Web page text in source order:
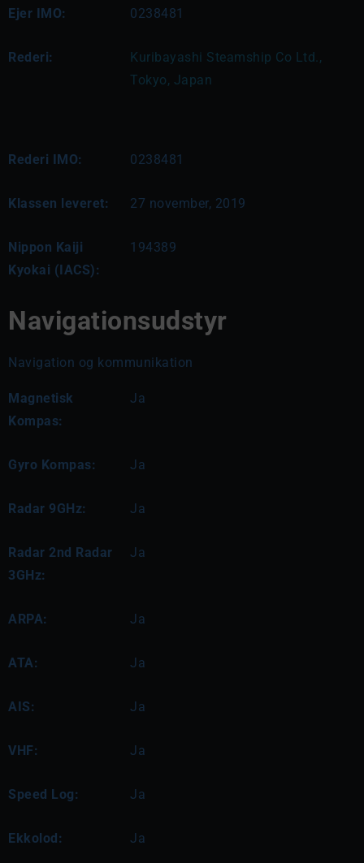
Ejer IMO: 0238481
Rederi:
Kuribayashi Steamship Co Ltd.,
Tokyo, Japan
Rederi IMO: 0238481
Klassen leveret: 27 november, 2019
Nippon Kaiji
Kyokai (IACS):
194389
Navigationsudstyr
Navigation og kommunikation
Magnetisk
Kompas:
Ja
Gyro Kompas: Ja
Radar 9GHz: Ja
Radar 2nd Radar
3GHz:
Ja
ARPA: Ja
ATA: Ja
AIS: Ja
VHF: Ja
Speed Log: Ja
Ekkolod: Ja